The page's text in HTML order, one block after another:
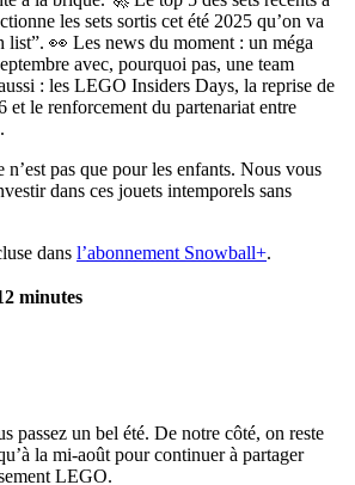
les sets sortis cet été 2025 qu’on va
list”. 👀 Les news du moment : un méga
avec, pourquoi pas, une team
: les LEGO Insiders Days, la reprise de
le renforcement du partenariat entre
n’est pas que pour les enfants. Nous vous
dans ces jouets intemporels sans
dans l’abonnement Snowball+.
minutes
passez un bel été. De notre côté, on reste
la mi-août pour continuer à partager
LEGO.